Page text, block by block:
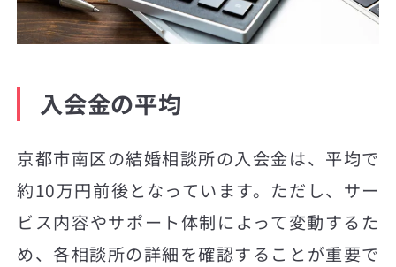
入会金の平均
京都市南区の結婚相談所の入会金は、平均で
約10万円前後となっています。ただし、サー
ビス内容やサポート体制によって変動するた
め、各相談所の詳細を確認することが重要で